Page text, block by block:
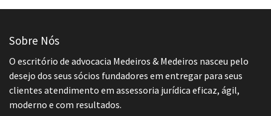
Sobre Nós
O escritório de advocacia Medeiros & Medeiros nasceu pelo
desejo dos seus sócios fundadores em entregar para seus
clientes atendimento em assessoria jurídica eficaz, ágil,
moderno e com resultados.